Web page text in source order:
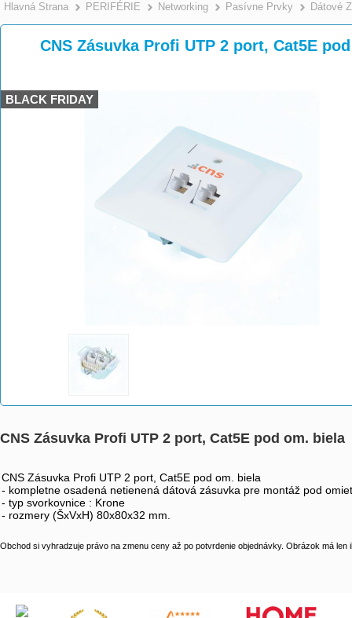
Hlavná Strana >
PERIFÉRIE >
Networking >
Pasívne Prvky Dátové
CNS Zásuvka Profi UTP 2 port, Cat5E
BLACK FRIDAY
CNS Zásuvka Profi UTP 2 port, Cat5E pod om. biela
CNS Zásuvka Profi UTP 2 port, Cat5E pod om. biela
- kompletne osadená netienená dátová zásuvka pre montáž pod
- typ svorkovnice : Krone
- rozmery (ŠxVxH) 80x80x32 mm.
Obchod si vyhradzuje právo na zmenu ceny až po potvrdenie objednávky. Obrázok má len